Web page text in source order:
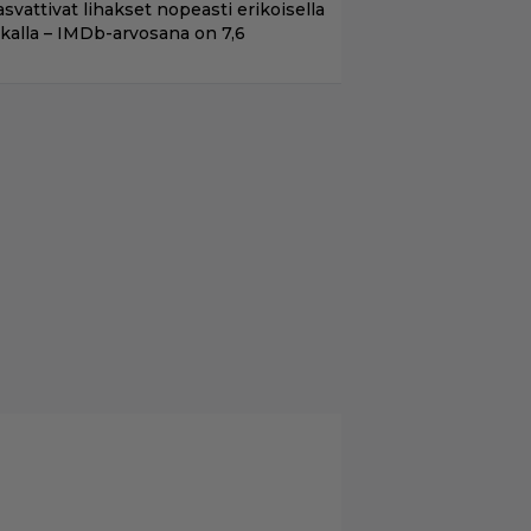
lihakset nopeasti erikoisella
– IMDb-arvosana on 7,6